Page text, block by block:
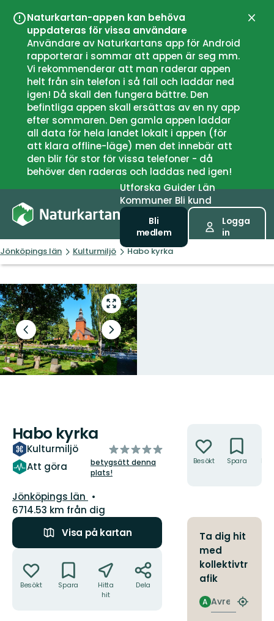
Naturkartan-appen kan behöva
uppdateras för vissa användare
Användare av Naturkartans app för Android
rapporterar i sommar att appen är seg mm.
Vi rekommenderar att man raderar appen
helt från sin telefon i så fall och laddar ned
igen! Då skall den fungera bättre. Den
befintliga appen skall ersättas av en ny app
efter sommaren. Den gamla appen laddar
all data för hela landet lokalt i appen (för
att klara offline-läge) men det innebär att
den blir för stor för vissa telefoner - då
behöver den raderas och laddas ned igen!
UtforskaGuiderLän
Kommuner Bli kund
Bli
medlem
Logga
in
Jönköpings län Kulturmiljö Habo kyrka
Gå
till
helskärmsläge
Föregående
bild
Nästa
bildspel
Habo kyrka
Kulturmiljö
Att göra
av
5
stjärnor
betygsätt denna
plats!
Län:
Jönköpings län
6714.53 km från dig
Visa på kartan
Besökt Spara
Hitta
hit
Dela
Besökt Spara
Ta dig hit
med
kollektivtr
afik
Avresa
A
Hitta